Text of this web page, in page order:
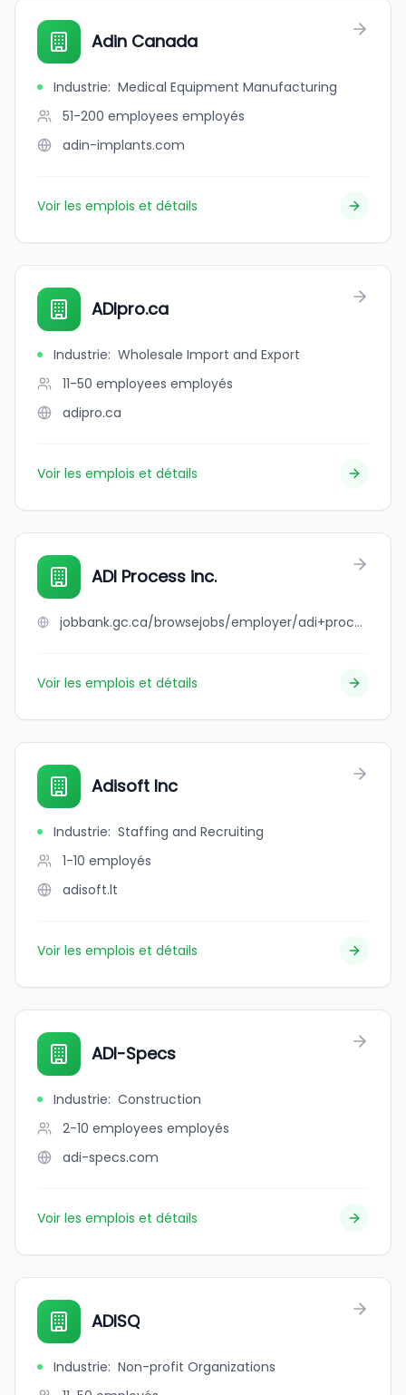
Adin Canada
Industrie: Medical Equipment Manufacturing
51-200 employees employés
adin-implants.com
Voir les emplois et détails
ADIpro.ca
Industrie: Wholesale Import and Export
11-50 employees employés
adipro.ca
Voir les emplois et détails
ADI Process inc.
jobbank.gc.ca/browsejobs/employer/adi+process+inc./ca
Voir les emplois et détails
Adisoft Inc
Industrie: Staffing and Recruiting
1-10 employés
adisoft.lt
Voir les emplois et détails
ADI-Specs
Industrie: Construction
2-10 employees employés
adi-specs.com
Voir les emplois et détails
ADISQ
Industrie: Non-profit Organizations